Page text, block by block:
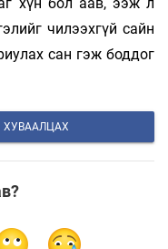
чилээхгүй сайн
сан гэж боддог
ХУВААЛЦАХ